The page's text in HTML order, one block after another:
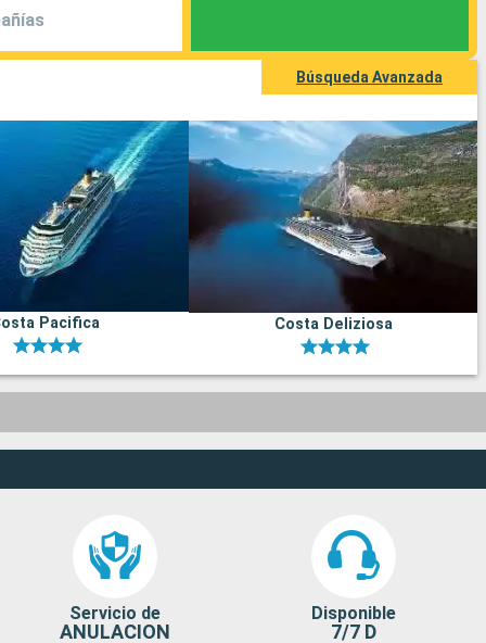
Búsqueda Avanzada
Pacifica Costa Deliziosa
Servicio de
ANULACION
Disponible
7/7 D